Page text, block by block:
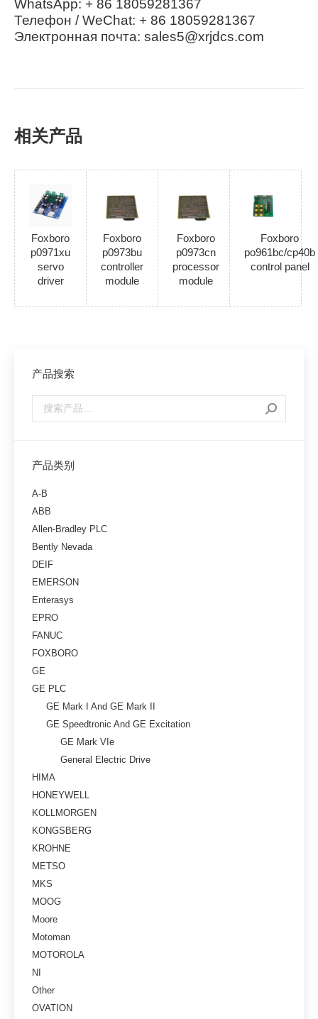
WhatsApp: + 86 18059281367
Телефон / WeChat: + 86 18059281367
Электронная почта: sales5@xrjdcs.com
相关产品
Foxboro
p0971xu
servo
driver
Foxboro
p0973bu
controller
module
Foxboro
p0973cn
processor
module
Foxboro
po961bc/cp40b
control panel
产品搜索
产品类别
A-B
ABB
Allen-Bradley PLC
Bently Nevada
DEIF
EMERSON
Enterasys
EPRO
FANUC
FOXBORO
GE
GE PLC
GE Mark I And GE Mark II
GE Speedtronic And GE Excitation
GE Mark VIe
General Electric Drive
HIMA
HONEYWELL
KOLLMORGEN
KONGSBERG
KROHNE
METSO
MKS
MOOG
Moore
Motoman
MOTOROLA
NI
Other
OVATION